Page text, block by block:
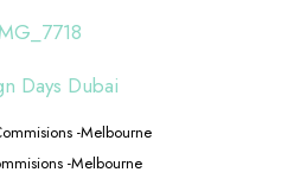
-Melbourne